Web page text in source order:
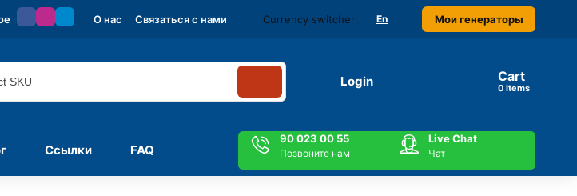
О нас Связаться с нами Currency switcher En Мои генераторы
Login Cart
items
Ссылки FAQ
90 023 00 55
Позвоните нам
Live Chat
Чат